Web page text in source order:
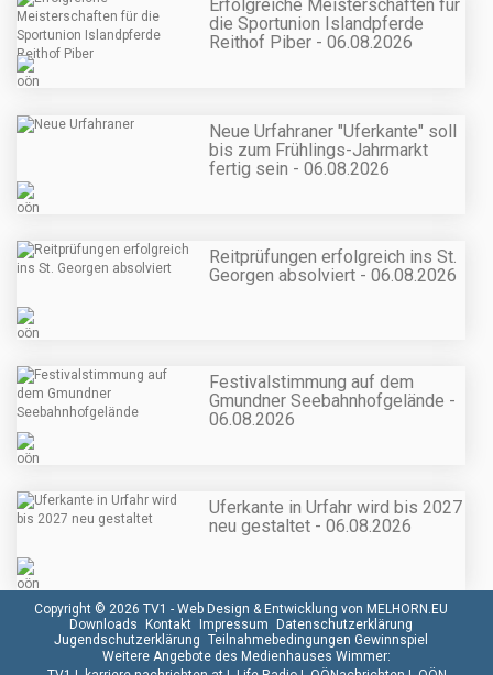
Erfolgreiche Meisterschaften für
die Sportunion Islandpferde
Reithof Piber - 06.08.2026
Neue Urfahraner "Uferkante" soll
bis zum Frühlings-Jahrmarkt
fertig sein - 06.08.2026
Reitprüfungen erfolgreich ins St.
Georgen absolviert - 06.08.2026
Festivalstimmung auf dem
Gmundner Seebahnhofgelände -
06.08.2026
Uferkante in Urfahr wird bis 2027
neu gestaltet - 06.08.2026
Copyright © 2026 TV1 - Web Design & Entwicklung von MELHORN.EU
Downloads
Kontakt Impressum
Datenschutzerklärung
Jugendschutzerklärung Teilnahmebedingungen Gewinnspiel
Weitere Angebote des Medienhauses Wimmer: